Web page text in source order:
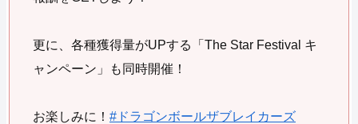
更に、各種獲得量がUPする「The Star Festival キ
ャンペーン」も同時開催！
お楽しみに！ #ドラゴンボールザブレイカーズ